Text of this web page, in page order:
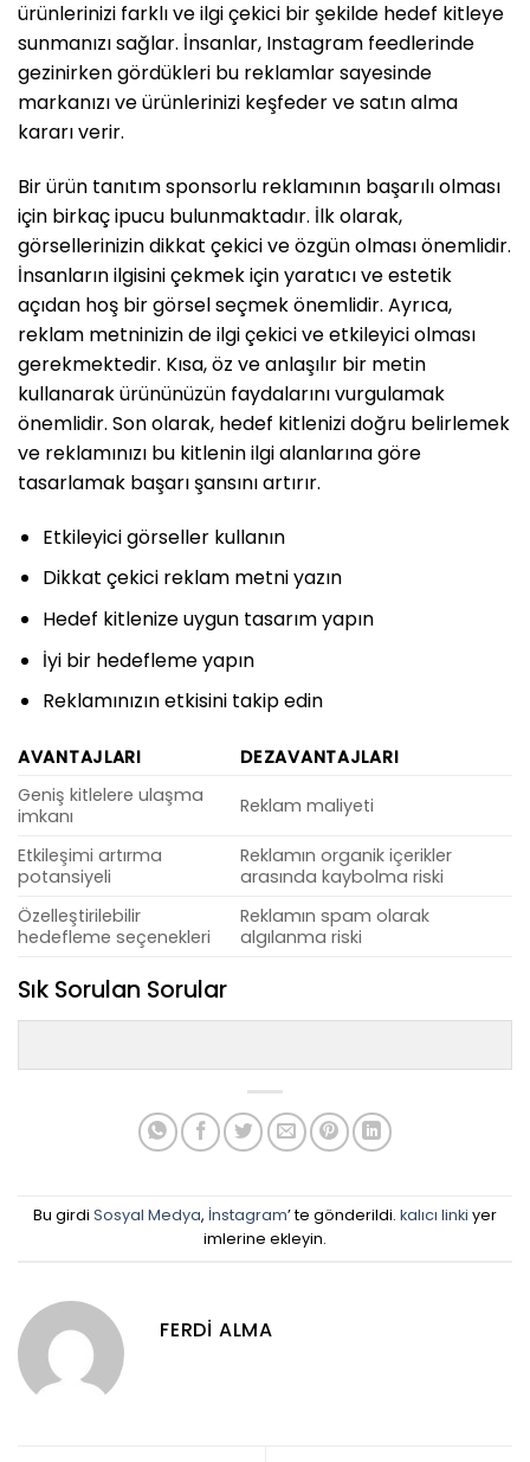
ürünlerinizi farklı ve ilgi çekici bir şekilde hedef kitleye
sunmanızı sağlar. İnsanlar, Instagram feedlerinde
gezinirken gördükleri bu reklamlar sayesinde
markanızı ve ürünlerinizi keşfeder ve satın alma
kararı verir.
Bir ürün tanıtım sponsorlu reklamının başarılı olması
için birkaç ipucu bulunmaktadır. İlk olarak,
görsellerinizin dikkat çekici ve özgün olması önemlidir.
İnsanların ilgisini çekmek için yaratıcı ve estetik
açıdan hoş bir görsel seçmek önemlidir. Ayrıca,
reklam metninizin de ilgi çekici ve etkileyici olması
gerekmektedir. Kısa, öz ve anlaşılır bir metin
kullanarak ürününüzün faydalarını vurgulamak
önemlidir. Son olarak, hedef kitlenizi doğru belirlemek
ve reklamınızı bu kitlenin ilgi alanlarına göre
tasarlamak başarı şansını artırır.
Etkileyici görseller kullanın
Dikkat çekici reklam metni yazın
Hedef kitlenize uygun tasarım yapın
İyi bir hedefleme yapın
Reklamınızın etkisini takip edin
AVANTAJLARI
DEZAVANTAJLARI
Geniş kitlelere ulaşma
imkanı
Reklam maliyeti
Etkileşimi artırma
potansiyeli
Reklamın organik içerikler
arasında kaybolma riski
Özelleştirilebilir
hedefleme seçenekleri
Reklamın spam olarak
algılanma riski
Sık Sorulan Sorular
Bu girdi Sosyal Medya, İnstagram’ te gönderildi. kalıcı linki yer
imlerine ekleyin.
FERDI ALMA